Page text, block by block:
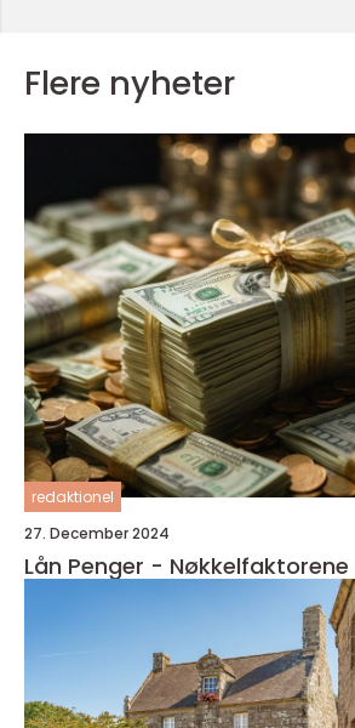
Flere nyheter
redaktionel
27. December 2024
Lån Penger -